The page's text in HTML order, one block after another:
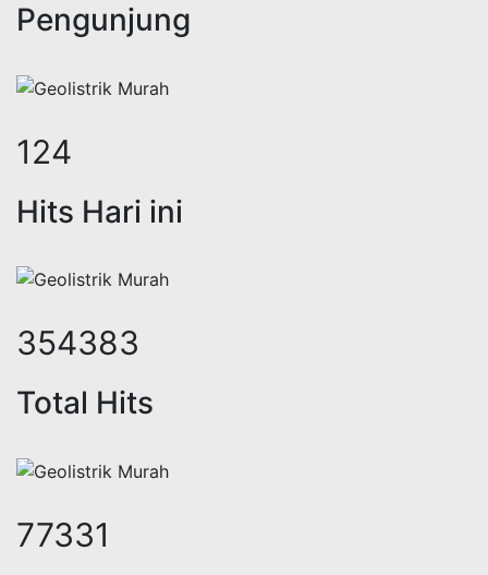
Pengunjung
158
Hits Hari ini
452585
Total Hits
98761